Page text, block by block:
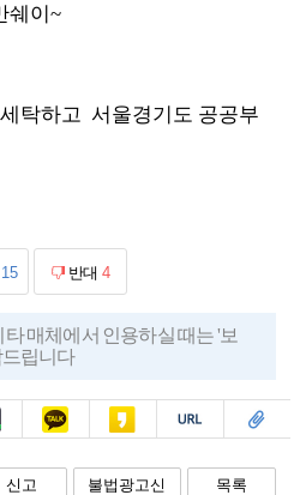
쉐이~
탁하고 서울경기도 공공부
15 반대 4
매체에서 인용하실 때는 '보
드립니다
카톡 카스 복사 스크랩
신고
불법광고신
목록